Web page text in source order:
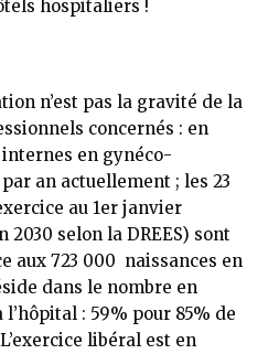
hospitaliers !
n’est pas la gravité de la
concernés : en
en gynéco-
an actuellement ; les 23
au 1er janvier
2030 selon la DREES) sont
aux 723 000 naissances en
dans le nombre en
: 59% pour 85% de
libéral est en